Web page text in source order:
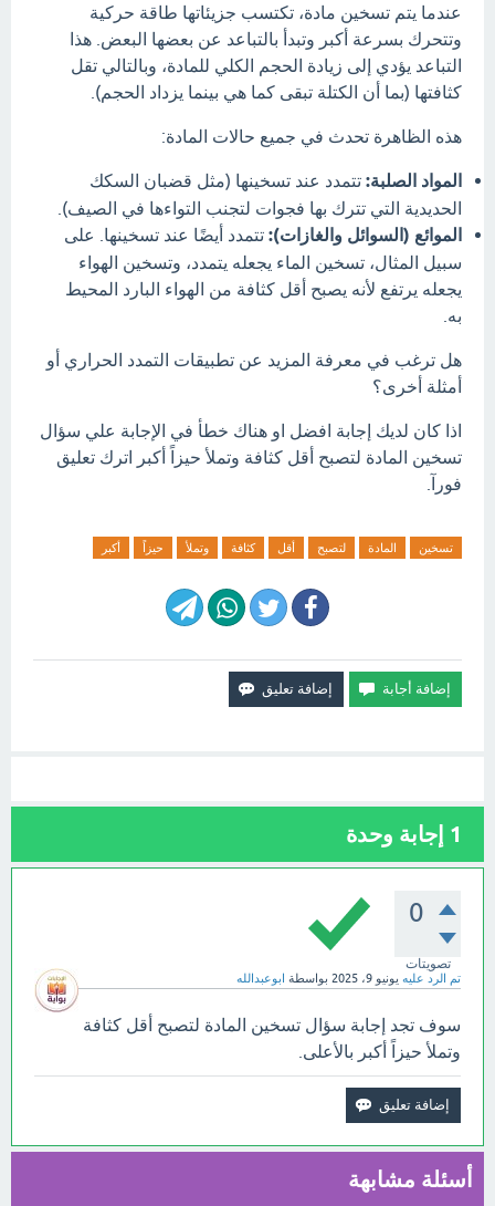
عندما يتم تسخين مادة، تكتسب جزيئاتها طاقة حركية
وتتحرك بسرعة أكبر وتبدأ بالتباعد عن بعضها البعض. هذا
التباعد يؤدي إلى زيادة الحجم الكلي للمادة، وبالتالي تقل
كثافتها (بما أن الكتلة تبقى كما هي بينما يزداد الحجم).
هذه الظاهرة تحدث في جميع حالات المادة:
المواد الصلبة: تتمدد عند تسخينها (مثل قضبان السكك
الحديدية التي تترك بها فجوات لتجنب التواءها في الصيف).
الموائع (السوائل والغازات): تتمدد أيضًا عند تسخينها.
على
سبيل المثال، تسخين الماء يجعله يتمدد، وتسخين الهواء
يجعله يرتفع لأنه يصبح أقل كثافة من الهواء البارد المحيط
به.
هل ترغب في معرفة المزيد عن تطبيقات التمدد الحراري أو
أمثلة أخرى؟
اذا كان لديك إجابة افضل او هناك خطأ في الإجابة علي سؤال
تسخين المادة لتصبح أقل كثافة وتملأ حيزاً أكبر اترك تعليق
فورآ.
تسخين المادة لتصبح أقل كثافة وتملأ حيزاً أكبر
1 إجابة وحدة
0
تصويتات
تم الرد عليه يونيو 9، 2025 بواسطة ابوعبدالله
سوف تجد إجابة سؤال تسخين المادة لتصبح أقل كثافة
وتملأ حيزاً أكبر بالأعلى.
أسئلة مشابهة